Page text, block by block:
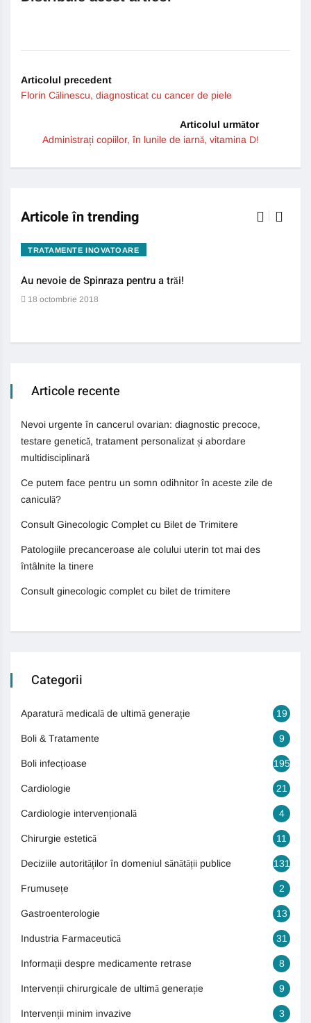
Articolul precedent
Florin Călinescu, diagnosticat cu cancer de piele
Articolul următor
Administrați copiilor, în lunile de iarnă, vitamina D!
Articole în trending
TRATAMENTE INOVATOARE
Au nevoie de Spinraza pentru a trăi!
18 octombrie 2018
Articole recente
Nevoi urgente în cancerul ovarian: diagnostic precoce,
testare genetică, tratament personalizat și abordare
multidisciplinară
Ce putem face pentru un somn odihnitor în aceste zile de
caniculă?
Consult Ginecologic Complet cu Bilet de Trimitere
Patologiile precanceroase ale colului uterin tot mai des
întâlnite la tinere
Consult ginecologic complet cu bilet de trimitere
Categorii
Aparatură medicală de ultimă generație 19
Boli & Tratamente 9
Boli infecțioase 195
Cardiologie 21
Cardiologie intervențională 4
Chirurgie estetică 11
Deciziile autorităților în domeniul sănătății publice 131
Frumusețe 2
Gastroenterologie 13
Industria Farmaceutică 31
Informații despre medicamente retrase 8
Intervenții chirurgicale de ultimă generație 9
Intervenții minim invazive 3